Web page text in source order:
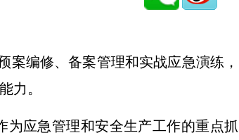
编修、备案管理和实战应急演练，
力。
应急管理和安全生产工作的重点抓